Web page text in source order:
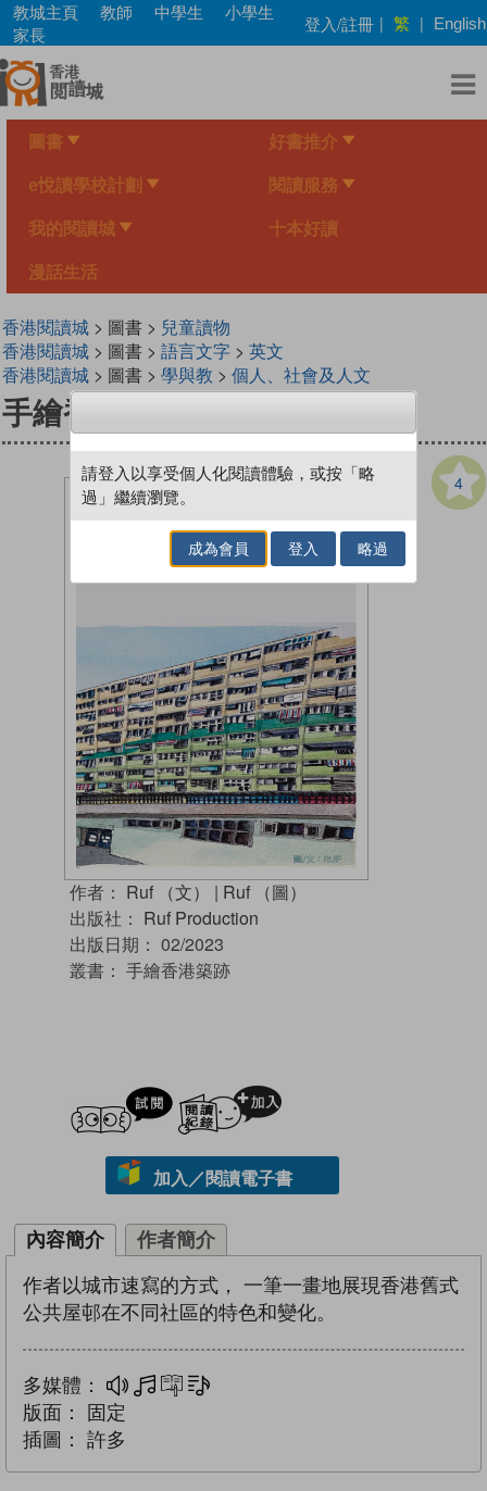
Skip
main
content
教城主頁 教師 中學生
小學生
家長
登入/註冊 | 繁 | English
圖書 好書推介
e悅讀學校計劃 閱讀服務
我的閱讀城 十本好讀
漫話生活
香港閱讀城> 圖書 > 兒童讀物
香港閱讀城> 圖書 > 語言文字> 英文
香港閱讀城> 圖書 > 學與教 > 個人、社會及人文
手繪香港 築跡 - 公共屋邨篇
4
作者： Ruf （文） | Ruf （圖）
出版社： Ruf Production
出版日期： 02/2023
叢書： 手繪香港築跡
試閲
加入／閱讀電子書
內容簡介 作者簡介
作者以城市速寫的方式， 一筆一畫地展現香港舊式
公共屋邨在不同社區的特色和變化。
多媒體： 多媒體互動練習
版面：
固定
插圖：
許多
請登入以享受個人化閱讀體驗，或按「略
過」繼續瀏覽。
成為會員 登入 略過